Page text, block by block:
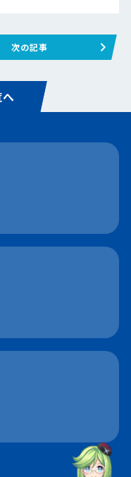
次の記事